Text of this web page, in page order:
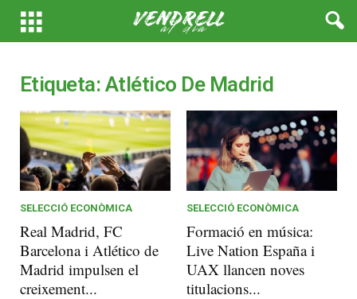
Etiqueta: Atlético De Madrid
SELECCIÓ ECONÒMICA
Real Madrid, FC
Barcelona i Atlético de
Madrid impulsen el
creixement...
SELECCIÓ ECONÒMICA
Formació en música:
Live Nation España i
UAX llancen noves
titulacions...